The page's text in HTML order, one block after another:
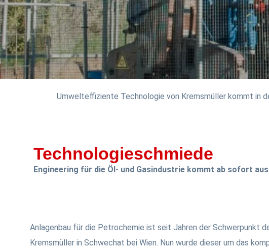
Umwelteffiziente Technologie von Kremsmüller kommt in
Technologieschmiede
Engineering für die Öl- und Gasindustrie kommt ab sofort
Anlagenbau für die Petrochemie ist seit Jahren der Schwerpunkt
Kremsmüller in Schwechat bei Wien. Nun wurde dieser um das